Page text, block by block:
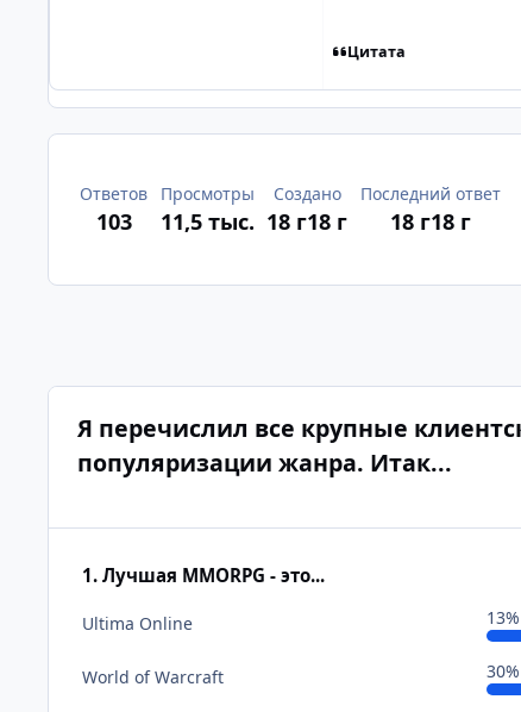
Цитата
Ответов
103
Просмотры
11,5 тыс.
Создано
18 г18 г
Последний ответ
18 г18 г
Я перечислил все крупные
популяризации жанра. Итак...
1. Лучшая MMORPG - это...
Ultima Online 13%
World of Warcraft 30%